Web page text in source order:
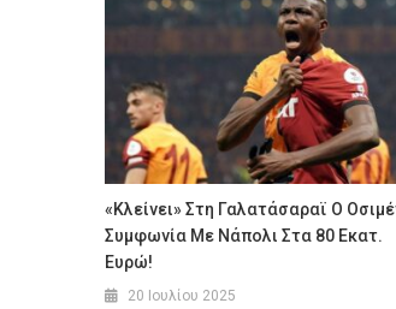
«Κλείνει» Στη Γαλατάσαραϊ Ο
Συμφωνία Με Νάπολι Στα 80 Εκατ.
Ευρώ!
20 Ιουλίου 2025